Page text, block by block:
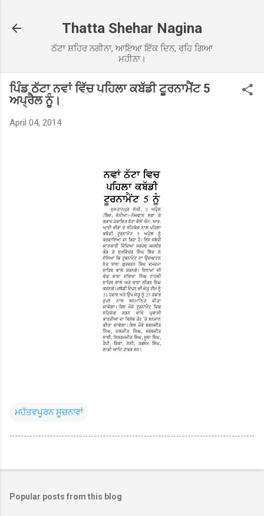
Thatta Shehar Nagina
ਠੱਟਾ ਸ਼ਹਿਰ ਨਗੀਨਾ, ਆਇਆ ਇੱਕ ਦਿਨ, ਰਹਿ ਗਿਆ
ਮਹੀਨਾ।
ਪਿੰਡ ਠੱਟਾ ਨਵਾਂ ਵਿੱਚ ਪਹਿਲਾ ਕਬੱਡੀ ਟੂਰਨਾਮੈਂਟ 5
ਅਪ੍ਰੈਲ ਨੂੰ।
April 04, 2014
ਮਹੱਤਵਪੂਰਨ ਸੂਚਨਾਵਾਂ
Popular posts from this blog